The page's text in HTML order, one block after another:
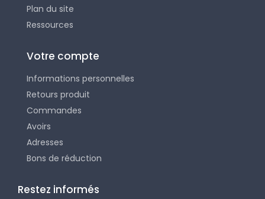
Plan du site
Ressources
Votre compte
Informations personnelles
Retours produit
Commandes
Avoirs
Adresses
Bons de réduction
Restez informés